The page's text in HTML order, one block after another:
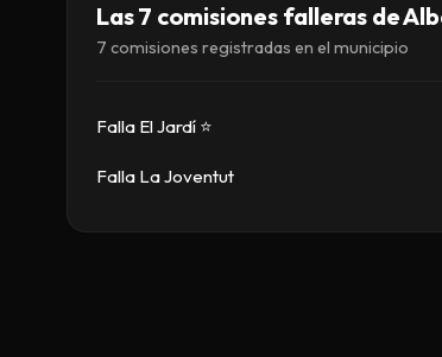
Las 7 comisiones falleras de
7 comisiones registradas en el municipio
Falla El Jardí ⭐
Falla La Joventut